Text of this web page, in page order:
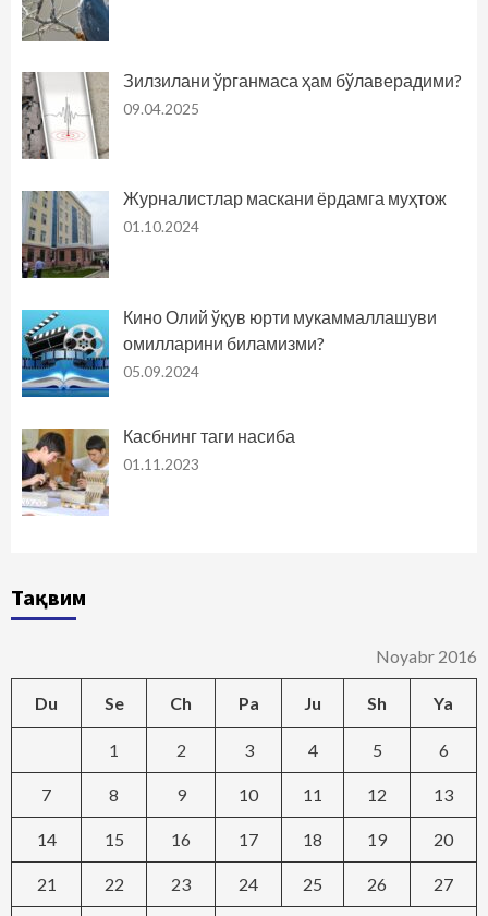
Зилзилани ўрганмаса ҳам бўлаверадими?
09.04.2025
Журналистлар маскани ёрдамга муҳтож
01.10.2024
Кино Олий ўқув юрти мукаммаллашуви
омилларини биламизми?
05.09.2024
Касбнинг таги насиба
01.11.2023
Тақвим
Noyabr 2016
Du Se Ch Pa Ju Sh Ya
1 2 3 4 5 6
7 8 9 10 11 12 13
14 15 16 17 18 19 20
21 22 23 24 25 26 27